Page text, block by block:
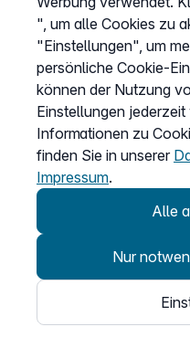
Easybell - eine
", um alle Cookies zu
"Einstellungen", um
persönliche Cookie-
können der Nutzung
Einstellungen
Informationen zu
finden Sie in unserer
Impressum.
Alle
Nur